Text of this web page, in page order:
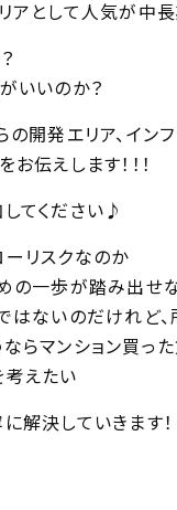
アとして人気が中
いいのか？
の開発エリア、イン
伝えします！！！
てください♪
リスクなのか
の一歩が踏み出せ
はないのだけれど
らマンション買っ
えたい
解決していきます！